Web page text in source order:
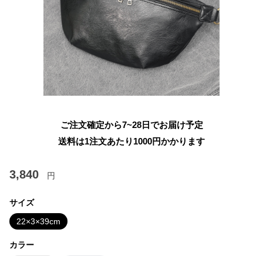
ご注文確定から7~28日でお届け予定
送料は1注文あたり 1000円かかります
3,840 円
サイズ
22×3×39cm
カラー